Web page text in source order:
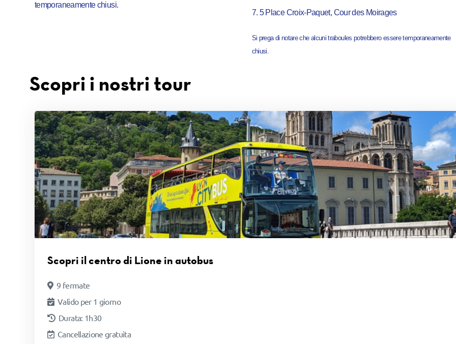
temporaneamente chiusi.
7. 5 Place Croix-Paquet, Cour des Moirages
Si prega di notare che alcuni traboules potrebbero essere temporaneamente
chiusi.
Scopri i nostri tour
Scopri il centro di Lione in autobus
9 fermate
Valido per 1 giorno
Durata: 1h30
Cancellazione gratuita